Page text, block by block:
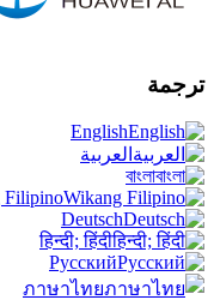
ترجمة
English
العربية
বাংলা
Filipino
Deutsch
हिन्दी; हिंदी
Русский
ภาษาไทย